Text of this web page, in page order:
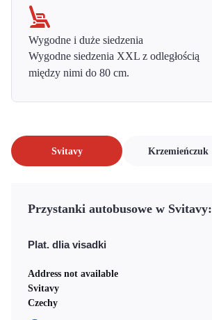
Wygodne i duże siedzenia
Wygodne siedzenia XXL z odległością
między nimi do 80 cm.
Svitavy Krzemieńczuk
Przystanki autobusowe w Svitavy:
Plat. dlia visadki
Address not available
Svitavy
Czechy